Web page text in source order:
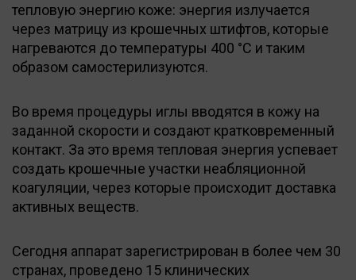
тепловую энергию коже: энергия излучается
через матрицу из крошечных штифтов, которые
нагреваются до температуры 400 °C и таким
образом самостерилизуются.
Во время процедуры иглы вводятся в кожу на
заданной скорости и создают кратковременный
контакт. За это время тепловая энергия успевает
создать крошечные участки неабляционной
коагуляции, через которые происходит доставка
активных веществ.
Сегодня аппарат зарегистрирован в более чем 30
странах, проведено 15 клинических